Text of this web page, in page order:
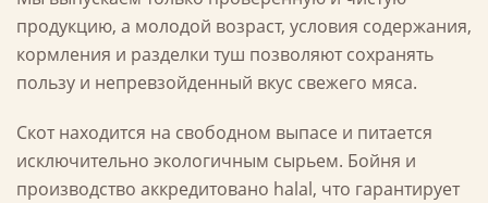
продукцию, а молодой возраст, условия содержания,
кормления и разделки туш позволяют сохранять
пользу и непревзойденный вкус свежего мяса.
Скот находится на свободном выпасе и питается
исключительно экологичным сырьем. Бойня и
производство аккредитовано halal, что гарантирует